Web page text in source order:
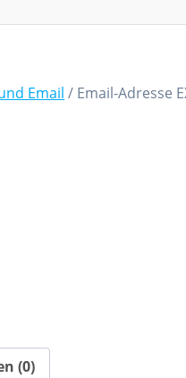
Email / Email-Adresse
(0)